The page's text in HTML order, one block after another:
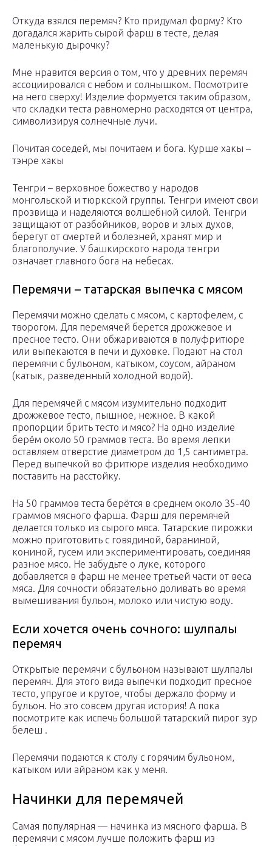
Откуда взялся перемяч? Кто придумал форму? Кто
догадался жарить сырой фарш в тесте, делая
маленькую дырочку?
Мне нравится версия о том, что у древних перемяч
ассоциировался с небом и солнышком. Посмотрите
на него сверху! Изделие формуется таким образом,
что складки теста равномерно расходятся от центра,
символизируя солнечные лучи.
Почитая соседей, мы почитаем и бога. Курше хакы –
тэнре хакы
Тенгри – верховное божество у народов
монгольской и тюркской группы. Тенгри имеют свои
прозвища и наделяются волшебной силой. Тенгри
защищают от разбойников, воров и злых духов,
берегут от смертей и болезней, хранят мир и
благополучие. У башкирского народа тенгри
означает главного бога на небесах.
Перемячи – татарская выпечка с мясом
Перемячи можно сделать с мясом, с картофелем, с
творогом. Для перемячей берется дрожжевое и
пресное тесто. Они обжариваются в полуфритюре
или выпекаются в печи и духовке. Подают на стол
перемячи с бульоном, катыком, соусом, айраном
(катык, разведенный холодной водой).
Для перемячей с мясом изумительно подходит
дрожжевое тесто, пышное, нежное. В какой
пропорции брить тесто и мясо? На одно изделие
берём около 50 граммов теста. Во время лепки
оставляем отверстие диаметром до 1,5 сантиметра.
Перед выпечкой во фритюре изделия необходимо
поставить на расстойку.
На 50 граммов теста берётся в среднем около 35-40
граммов мясного фарша. Фарш для перемячей
делается только из сырого мяса. Татарские пирожки
можно приготовить с говядиной, бараниной,
кониной, гусем или экспериментировать, соединяя
разное мясо. Не забудьте о луке, которого
добавляется в фарш не менее третьей части от веса
мяса. Для сочности обязательно доливать во время
вымешивания бульон, молоко или чистую воду.
Если хочется очень сочного: шулпалы
перемяч
Открытые перемячи с бульоном называют шулпалы
перемяч. Для этого вида выпечки подходит пресное
тесто, упругое и крутое, чтобы держало форму и
бульон. Но это совсем другая история! А пока
посмотрите как испечь большой татарский пирог зур
белеш .
Перемячи подаются к столу с горячим бульоном,
катыком или айраном как у меня.
Начинки для перемячей
Самая популярная — начинка из мясного фарша. В
перемячи с мясом лучше положить фарш из